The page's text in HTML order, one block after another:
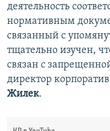
деятельность
нормативным
связанный с
тщательно изучен,
связан с
директор
Жилек.